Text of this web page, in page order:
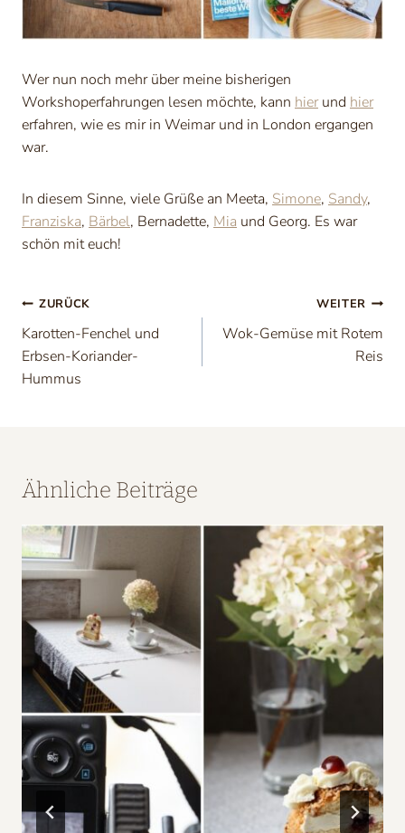
Wer nun noch mehr über meine bisherigen
Workshoperfahrungen lesen möchte, kann hierund hier
erfahren, wie es mir in Weimar und in London ergangen
war.
In diesem Sinne, viele Grüße an Meeta, Simone, Sandy,
Franziska, Bärbel, Bernadette, Mia und Georg. Es war
schön mit euch!
Beitragsnavigation
ZURÜCK
Karotten-Fenchel und
Erbsen-Koriander-
Hummus
WEITER
Wok-Gemüse mit Rotem
Reis
Ähnliche Beiträge